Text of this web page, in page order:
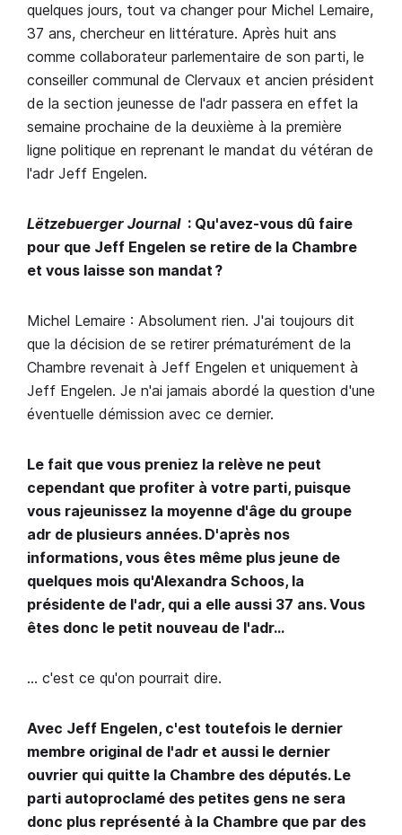
quelques jours, tout va changer pour Michel Lemaire,
37 ans, chercheur en littérature. Après huit ans
comme collaborateur parlementaire de son parti, le
conseiller communal de Clervaux et ancien président
de la section jeunesse de l'adr passera en effet la
semaine prochaine de la deuxième à la première
ligne politique en reprenant le mandat du vétéran de
l'adr Jeff Engelen.
Lëtzebuerger Journal : Qu'avez-vous dû faire
pour que Jeff Engelen se retire de la Chambre
et vous laisse son mandat ?
Michel Lemaire : Absolument rien. J'ai toujours dit
que la décision de se retirer prématurément de la
Chambre revenait à Jeff Engelen et uniquement à
Jeff Engelen. Je n'ai jamais abordé la question d'une
éventuelle démission avec ce dernier.
Le fait que vous preniez la relève ne peut
cependant que profiter à votre parti, puisque
vous rajeunissez la moyenne d'âge du groupe
adr de plusieurs années. D'après nos
informations, vous êtes même plus jeune de
quelques mois qu'Alexandra Schoos, la
présidente de l'adr, qui a elle aussi 37 ans. Vous
êtes donc le petit nouveau de l'adr…
… c'est ce qu'on pourrait dire.
Avec Jeff Engelen, c'est toutefois le dernier
membre original de l'adr et aussi le dernier
ouvrier qui quitte la Chambre des députés. Le
parti autoproclamé des petites gens ne sera
donc plus représenté à la Chambre que par des